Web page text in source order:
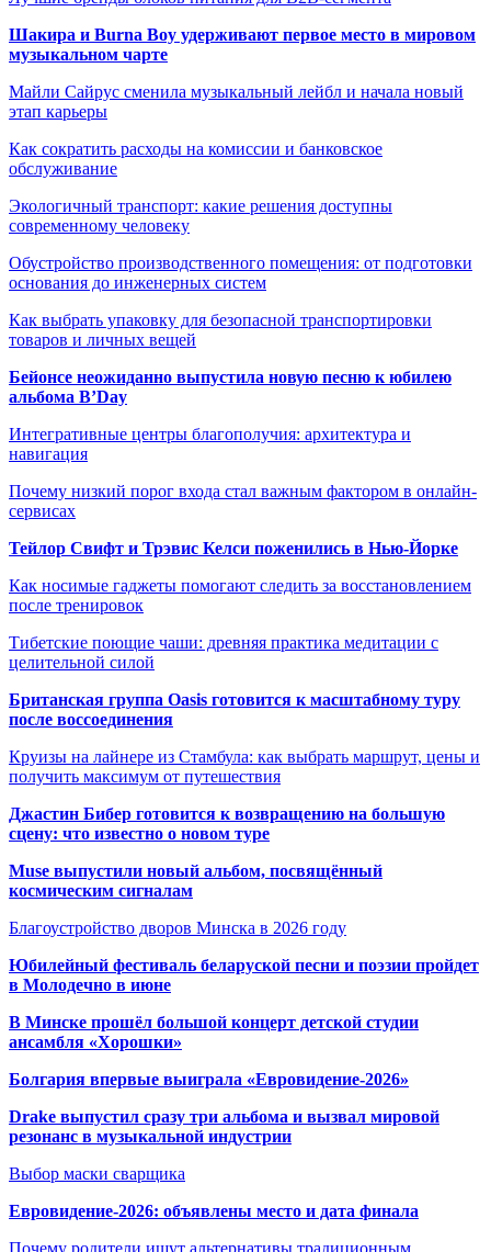
Шакира и Burna Boy удерживают первое место в мировом
музыкальном чарте
Майли Сайрус сменила музыкальный лейбл и начала новый
этап карьеры
Как сократить расходы на комиссии и банковское
обслуживание
Экологичный транспорт: какие решения доступны
современному человеку
Обустройство производственного помещения: от подготовки
основания до инженерных систем
Как выбрать упаковку для безопасной транспортировки
товаров и личных вещей
Бейонсе неожиданно выпустила новую песню к юбилею
альбома B’Day
Интегративные центры благополучия: архитектура и
навигация
Почему низкий порог входа стал важным фактором в онлайн-
сервисах
Тейлор Свифт и Трэвис Келси поженились в Нью-Йорке
Как носимые гаджеты помогают следить за восстановлением
после тренировок
Тибетские поющие чаши: древняя практика медитации с
целительной силой
Британская группа Oasis готовится к масштабному туру
после воссоединения
Круизы на лайнере из Стамбула: как выбрать маршрут, цены и
получить максимум от путешествия
Джастин Бибер готовится к возвращению на большую
сцену: что известно о новом туре
Muse выпустили новый альбом, посвящённый
космическим сигналам
Благоустройство дворов Минска в 2026 году
Юбилейный фестиваль беларуской песни и поэзии пройдет
в Молодечно в июне
В Минске прошёл большой концерт детской студии
ансамбля «Хорошки»
Болгария впервые выиграла «Евровидение-2026»
Drake выпустил сразу три альбома и вызвал мировой
резонанс в музыкальной индустрии
Выбор маски сварщика
Евровидение-2026: объявлены место и дата финала
Почему родители ищут альтернативы традиционным